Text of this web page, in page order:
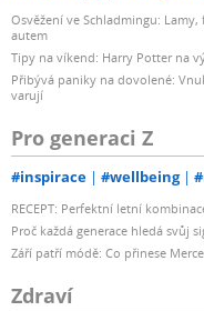
Osvěžení ve Schladmingu:
autem
Tipy na víkend: Harry Potter na
Přibývá paniky na dovolené:
varují
Pro generaci Z
#inspirace #wellbeing
RECEPT: Perfektní letní
Proč každá generace hledá svůj
Září patří módě: Co přinese
Zdraví